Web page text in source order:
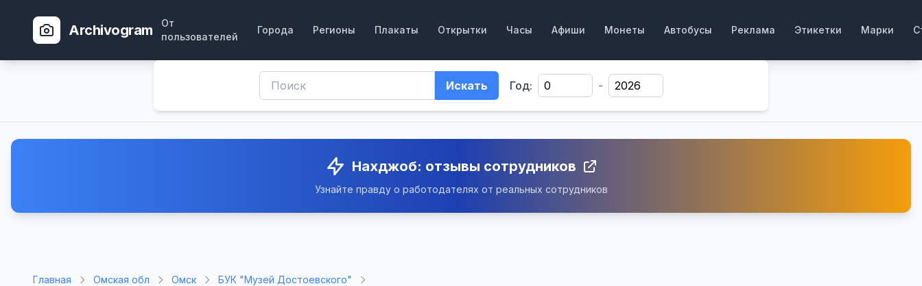
Archivogram
От
пользователей
Города Регионы Плакаты Открытки Часы Афиши Монеты Автобусы Реклама Этикетки Марки
Искать Год: -
Нахджоб: отзывы сотрудников
Узнайте правду о работодателях от реальных сотрудников
Главная Омская обл Омск БУК "Музей Достоевского"